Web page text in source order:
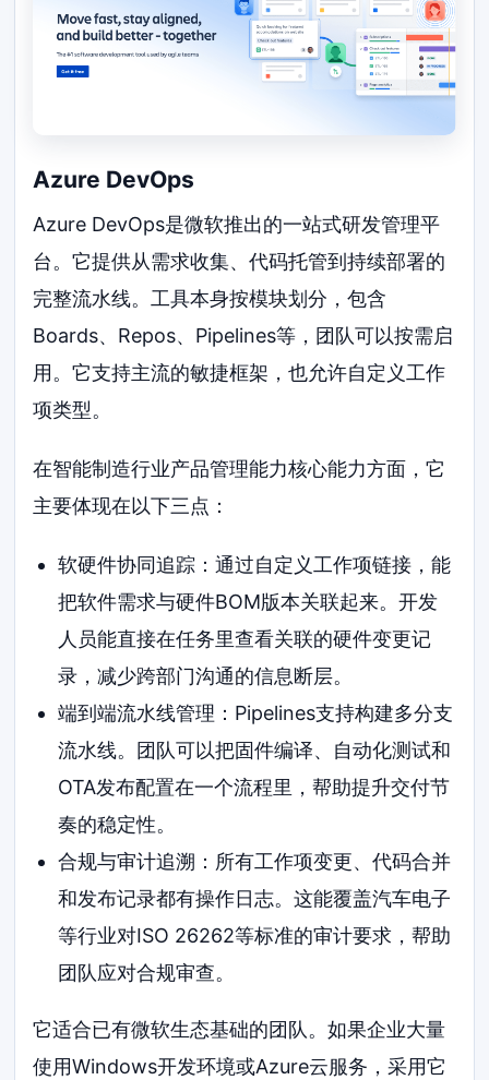
Azure DevOps
Azure DevOps是微软推出的一站式研发管理平
台。它提供从需求收集、代码托管到持续部署的
完整流水线。工具本身按模块划分，包含
Boards、Repos、Pipelines等，团队可以按需启
用。它支持主流的敏捷框架，也允许自定义工作
项类型。
在智能制造行业产品管理能力核心能力方面，它
主要体现在以下三点：
软硬件协同追踪：通过自定义工作项链接，能
把软件需求与硬件BOM版本关联起来。开发
人员能直接在任务里查看关联的硬件变更记
录，减少跨部门沟通的信息断层。
端到端流水线管理：Pipelines支持构建多分支
流水线。团队可以把固件编译、自动化测试和
OTA发布配置在一个流程里，帮助提升交付节
奏的稳定性。
合规与审计追溯：所有工作项变更、代码合并
和发布记录都有操作日志。这能覆盖汽车电子
等行业对ISO 26262等标准的审计要求，帮助
团队应对合规审查。
它适合已有微软生态基础的团队。如果企业大量
使用Windows开发环境或Azure云服务，采用它